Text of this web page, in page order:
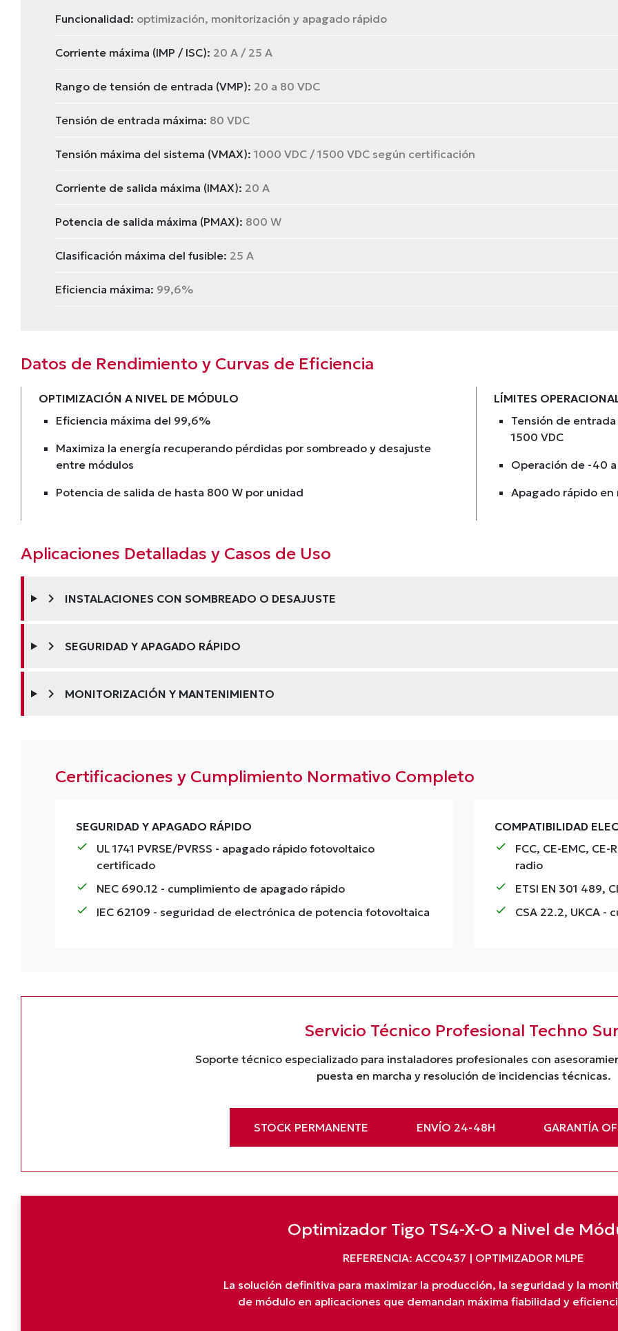
Funcionalidad: optimización, monitorización y apagado rápido
Corriente máxima (IMP / ISC): 20 A / 25 A
Rango de tensión de entrada (VMP): 20 a 80 VDC
Tensión de entrada máxima: 80 VDC
Tensión máxima del sistema (VMAX): 1000 VDC / 1500 VDC según certificación
Corriente de salida máxima (IMAX): 20 A
Potencia de salida máxima (PMAX): 800 W
Clasificación máxima del fusible: 25 A
Eficiencia máxima: 99,6%
Datos de Rendimiento y Curvas de Eficiencia
OPTIMIZACIÓN A NIVEL DE MÓDULO
Eficiencia máxima del 99,6%
Maximiza la energía recuperando pérdidas por sombreado y desajuste
entre módulos
Potencia de salida de hasta 800 W por unidad
LÍMITES
Tensión de
1500 VDC
Operación de -40
Apagado rápido en
Aplicaciones Detalladas y Casos de Uso
chevron_right INSTALACIONES CON SOMBREADO O DESAJUSTE
chevron_right SEGURIDAD Y APAGADO RÁPIDO
chevron_right MONITORIZACIÓN Y MANTENIMIENTO
Certificaciones y Cumplimiento Normativo Completo
SEGURIDAD Y APAGADO RÁPIDO
check UL 1741 PVRSE/PVRSS - apagado rápido fotovoltaico
certificado
check NEC 690.12 - cumplimiento de apagado rápido
check IEC 62109 - seguridad de electrónica de potencia fotovoltaica
COMPATIBILIDAD
check
FCC, CE-EMC, CE-
radio
check ETSI EN 301 489,
check CSA 22.2, UKCA -
Servicio Técnico Profesional Techno
Soporte técnico especializado para instaladores profesionales con
puesta en marcha y resolución de incidencias técnicas.
STOCK PERMANENTE ENVÍO 24-48H GARANTÍA
Optimizador Tigo TS4-X-O a Nivel de
REFERENCIA: ACC0437 | OPTIMIZADOR MLPE
La solución definitiva para maximizar la producción, la seguridad y la
de módulo en aplicaciones que demandan máxima fiabilidad y